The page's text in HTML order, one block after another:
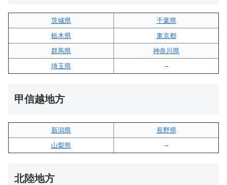
茨城県
千葉県
栃木県
東京都
群馬県
神奈川県
埼玉県
–
甲信越地方
新潟県
長野県
山梨県
–
北陸地方